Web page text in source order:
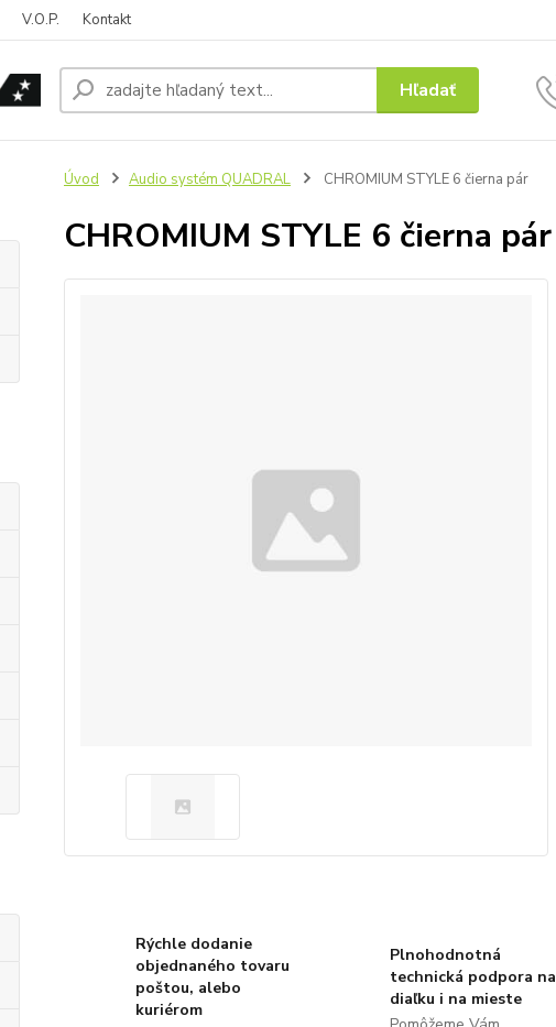
V.O.P. Kontakt
Hľadať
Úvod Audio systém QUADRAL CHROMIUM STYLE 6 čierna pár
CHROMIUM STYLE 6 čierna pár
Rýchle dodanie
objednaného tovaru
poštou, alebo
kuriérom
Plnohodnotná
technická podpora na
diaľku i na mieste